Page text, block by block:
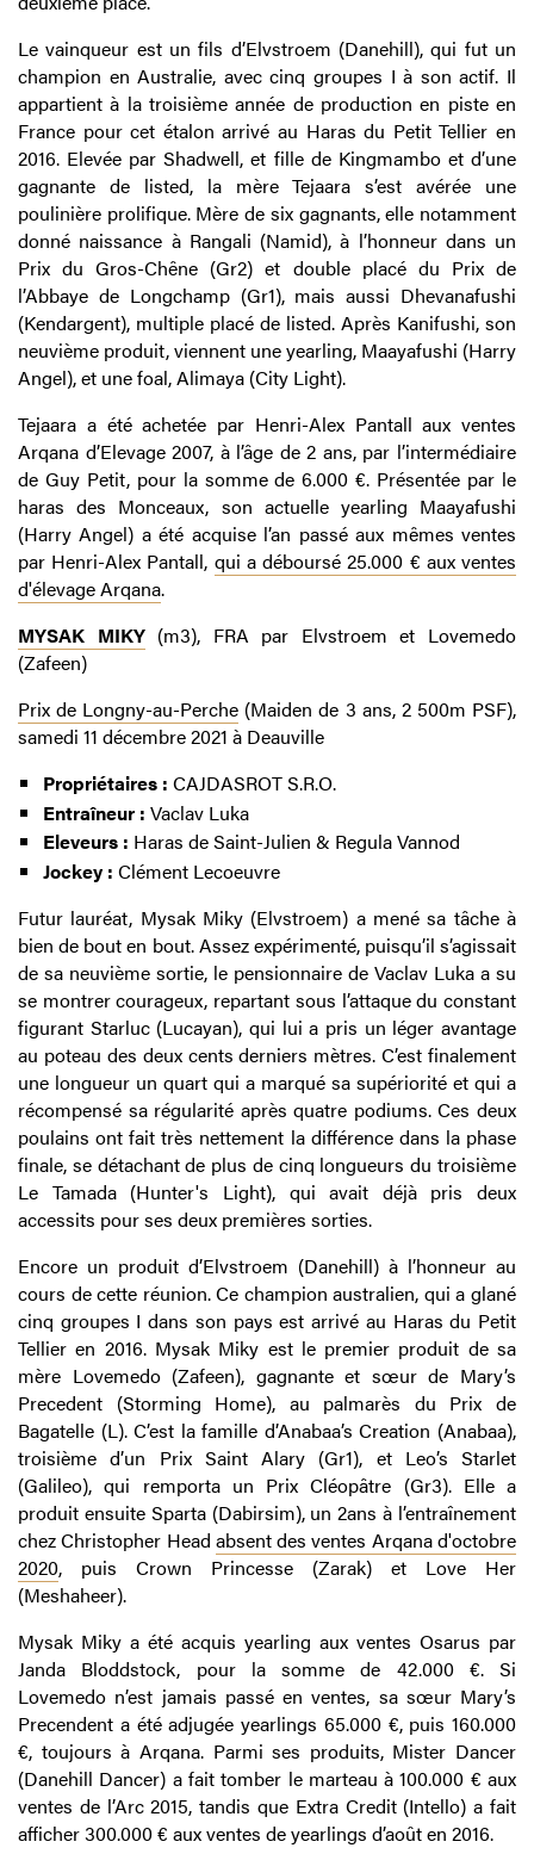
Le vainqueur est un fils d’Elvstroem (Danehill), qui fut un
champion en Australie, avec cinq groupes I à son actif. Il
appartient à la troisième année de production en piste en
France pour cet étalon arrivé au Haras du Petit Tellier en
2016. Elevée par Shadwell, et fille de Kingmambo et d’une
gagnante de listed, la mère Tejaara s’est avérée une
poulinière prolifique. Mère de six gagnants, elle notamment
donné naissance à Rangali (Namid), à l’honneur dans un
Prix du Gros-Chêne (Gr2) et double placé du Prix de
l’Abbaye de Longchamp (Gr1), mais aussi Dhevanafushi
(Kendargent), multiple placé de listed. Après Kanifushi, son
neuvième produit, viennent une yearling, Maayafushi (Harry
Angel), et une foal, Alimaya (City Light).
Tejaara a été achetée par Henri-Alex Pantall aux ventes
Arqana d’Elevage 2007, à l’âge de 2 ans, par l’intermédiaire
de Guy Petit, pour la somme de 6.000 €. Présentée par le
haras des Monceaux, son actuelle yearling Maayafushi
(Harry Angel) a été acquise l’an passé aux mêmes ventes
par Henri-Alex Pantall, qui a déboursé 25.000 € aux ventes
d'élevage Arqana.
MYSAK MIKY(m3), FRA par Elvstroem et Lovemedo
(Zafeen)
Prix de Longny-au-Perche (Maiden de 3 ans, 2 500m PSF),
samedi 11 décembre 2021 à Deauville
Propriétaires : CAJDASROT S.R.O.
Entraîneur : Vaclav Luka
Eleveurs : Haras de Saint-Julien & Regula Vannod
Jockey : Clément Lecoeuvre
Futur lauréat, Mysak Miky (Elvstroem) a mené sa tâche à
bien de bout en bout. Assez expérimenté, puisqu’il s’agissait
de sa neuvième sortie, le pensionnaire de Vaclav Luka a su
se montrer courageux, repartant sous l’attaque du constant
figurant Starluc (Lucayan), qui lui a pris un léger avantage
au poteau des deux cents derniers mètres. C’est finalement
une longueur un quart qui a marqué sa supériorité et qui a
récompensé sa régularité après quatre podiums. Ces deux
poulains ont fait très nettement la différence dans la phase
finale, se détachant de plus de cinq longueurs du troisième
Le Tamada (Hunter's Light), qui avait déjà pris deux
accessits pour ses deux premières sorties.
Encore un produit d’Elvstroem (Danehill) à l’honneur au
cours de cette réunion. Ce champion australien, qui a glané
cinq groupes I dans son pays est arrivé au Haras du Petit
Tellier en 2016. Mysak Miky est le premier produit de sa
mère Lovemedo (Zafeen), gagnante et sœur de Mary’s
Precedent (Storming Home), au palmarès du Prix de
Bagatelle (L). C’est la famille d’Anabaa’s Creation (Anabaa),
troisième d’un Prix Saint Alary (Gr1), et Leo’s Starlet
(Galileo), qui remporta un Prix Cléopâtre (Gr3). Elle a
produit ensuite Sparta (Dabirsim), un 2ans à l’entraînement
chez Christopher Head absent des ventes Arqana d'octobre
2020, puis Crown Princesse (Zarak) et Love Her
(Meshaheer).
Mysak Miky a été acquis yearling aux ventes Osarus par
Janda Bloddstock, pour la somme de 42.000 €. Si
Lovemedo n’est jamais passé en ventes, sa sœur Mary’s
Precendent a été adjugée yearlings 65.000 €, puis 160.000
€, toujours à Arqana. Parmi ses produits, Mister Dancer
(Danehill Dancer) a fait tomber le marteau à 100.000 € aux
ventes de l’Arc 2015, tandis que Extra Credit (Intello) a fait
afficher 300.000 € aux ventes de yearlings d’août en 2016.